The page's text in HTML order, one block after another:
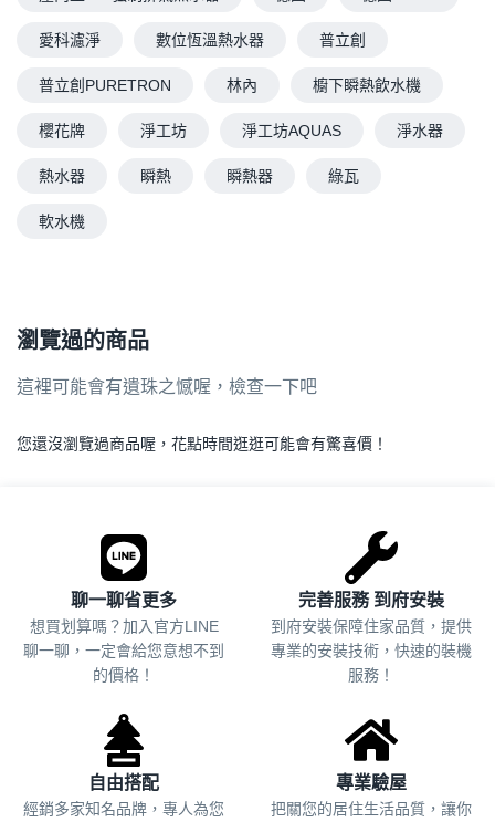
愛科濾淨 數位恆溫熱水器 普立創
普立創PURETRON 林內 櫥下瞬熱飲水機
櫻花牌 淨工坊 淨工坊AQUAS 淨水器
熱水器 瞬熱 瞬熱器 綠瓦
軟水機
瀏覽過的商品
這裡可能會有遺珠之憾喔，檢查一下吧
您還沒瀏覽過商品喔，花點時間逛逛可能會有驚喜價！
聊一聊省更多
想買划算嗎？加入官方LINE
聊一聊，一定會給您意想不到
的價格！
完善服務 到府安裝
到府安裝保障住家品質，提供
專業的安裝技術，快速的裝機
服務！
自由搭配
經銷多家知名品牌，專人為您
專業驗屋
把關您的居住生活品質， 讓你